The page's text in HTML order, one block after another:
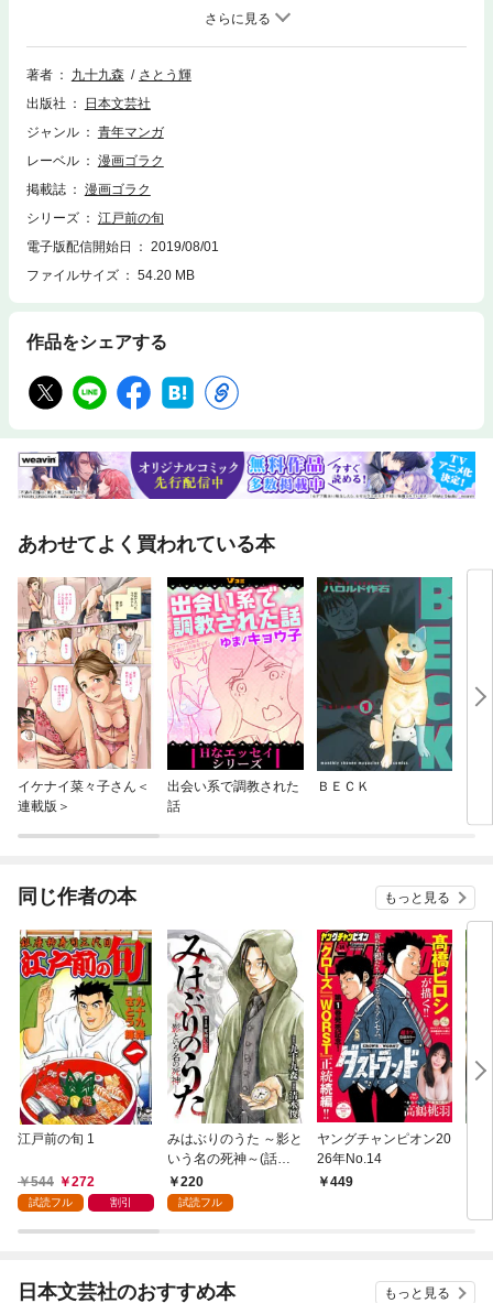
輪の花を咲かすべく、ただ今奮闘中!! 真鯛をけなす息子、真鯛に特別な
思いを持つ老母。旬の真鯛の握りは息子の誤解を解くことができるのか!?
著者 九十九森
さとう輝
出版社
日本文芸社
ジャンル
青年マンガ
レーベル
漫画ゴラク
掲載誌
漫画ゴラク
シリーズ
江戸前の旬
電子版配信開始日
2019/08/01
ファイルサイズ
54.20 MB
作品をシェアする
あわせてよく買われている本
イケナイ菜々子さん＜
連載版＞
出会い系で調教された
話
ＢＥＣＫ
同じ作者の本 もっと見る
江戸前の旬 1
544 272
試読フル 割引
みはぶりのうた ～影と
いう名の死神～(話売
り) #1
220
試読フル
ヤングチャンピオン20
26年No.14
449
日本文芸社のおすすめ本 もっと見る